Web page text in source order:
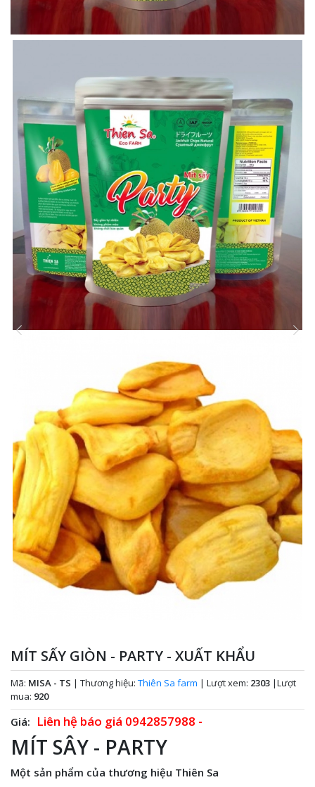
MÍT SẤY GIÒN - PARTY - XUẤT KHẨU
Mã: MISA - TS | Thương hiệu: Thiên Sa farm | Lượt xem: 2303 |Lượt
mua: 920
Giá: Liên hệ báo giá 0942857988 -
MÍT SÂY - PARTY
Một sản phẩm của thương hiệu Thiên Sa